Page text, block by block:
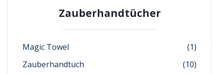
Zauberhandtücher
Magic Towel
(1)
Zauberhandtuch
(10)